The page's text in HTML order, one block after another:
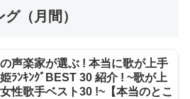
（月間）
声楽家が選ぶ ! 本当に歌が上手
ﾗﾝｷﾝｸﾞBEST 30 紹介 ! ~歌が上
性歌手ベスト30 !~【本当のとこ